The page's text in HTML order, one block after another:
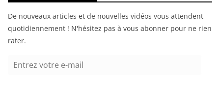
De nouveaux articles et de nouvelles vidéos vous attendent
quotidiennement ! N'hésitez pas à vous abonner pour ne rien
rater.